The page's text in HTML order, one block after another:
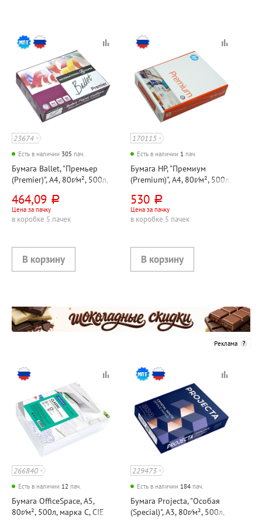
23674
Есть в наличии 305 пач.
Бумага Ballet, "Премьер
(Premier)", А4, 80г⁄м², 500л,
464,09 руб.
Цена за пачку
в коробке 5 пачек
170115
Есть в наличии 1 пач.
Бумага HP, "Премиум
(Premium)", А4, 80г⁄м², 500л,
530 руб.
Цена за пачку
в коробке 5 пачек
Реклама
266840
Есть в наличии 12 пач.
Бумага OfficeSpace, А5,
80г⁄м², 500л, марка C, CIE
229473
Есть в наличии 184 пач.
Бумага Projecta, "Особая
(Special)", А3, 80г⁄м², 500л,